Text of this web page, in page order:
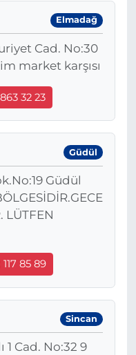
Elmadağ
Cad. No:30
market karşısı
32 23
Güdül
Güdül
LÜTFEN
85 89
Sincan
Cad. No:32 9